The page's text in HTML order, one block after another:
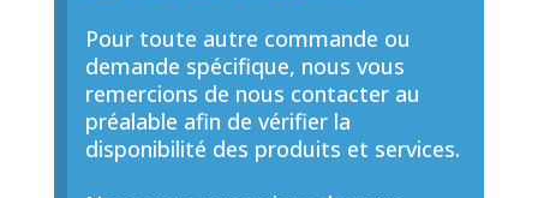
Pour toute autre commande ou
demande spécifique, nous vous
remercions de nous contacter au
préalable afin de vérifier la
disponibilité des produits et services.